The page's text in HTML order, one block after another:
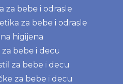
za bebe i odrasle
za bebe i odrasle
higijena
za bebe i decu
za bebe i decu
za bebe i decu